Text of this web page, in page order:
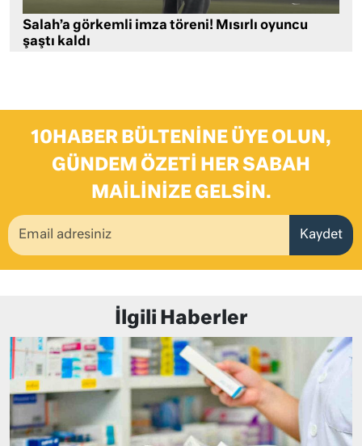
Salah’a görkemli imza töreni! Mısırlı oyuncu
şaştı kaldı
10HABER BÜLTENINE ÜYE OLUN,
GÜNDEM ÖZETI HER SABAH
MAILINIZE GELSIN.
Kaydet
İlgili Haberler